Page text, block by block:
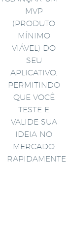
MVP
(PRODUTO
MÍNIMO
VIÁVEL) DO
SEU
APLICATIVO,
PERMITINDO
QUE VOCÊ
TESTE E
VALIDE SUA
IDEIA NO
MERCADO
RAPIDAMENTE.